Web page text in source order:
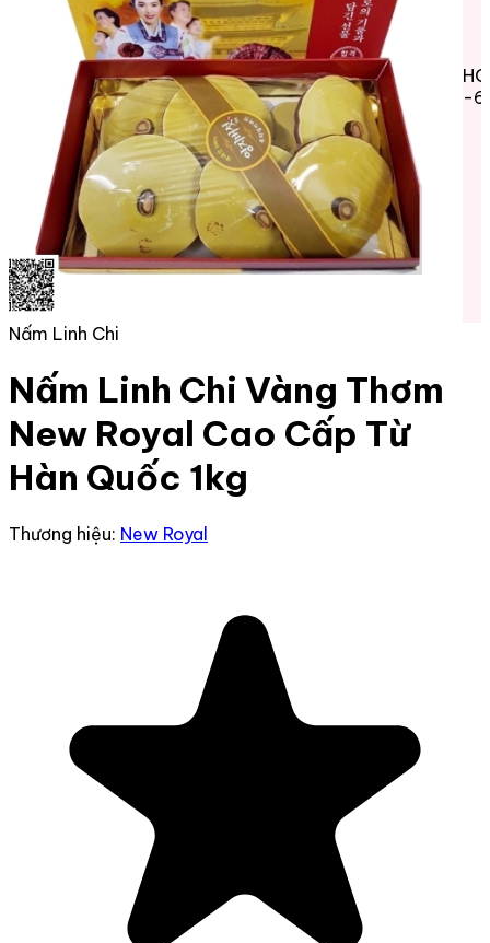
-
Nấm Linh Chi
Nấm Linh Chi Vàng Thơm
New Royal Cao Cấp Từ
Hàn Quốc 1kg
Thương hiệu: New Royal